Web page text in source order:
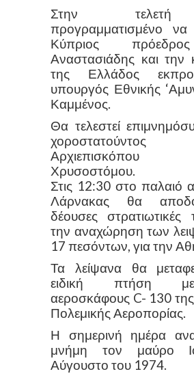
Στην
προγραμματισμένο να
Κύπριος
Αναστασιάδης και την
της Ελλάδος
υπουργός Εθνικής
Καμμένος.
Θα τελεστεί
Αρχιεπισκόπου
Χρυσοστόμου.
Στις 12:30 στο παλαιό
Λάρνακας θα
δέουσες στρατιωτικές
την αναχώρηση των
17 πεσόντων, για την
Τα λείψανα θα
ειδική πτήση
αεροσκάφους C- 130 της
Πολεμικής Αεροπορίας.
Η σημερινή ημέρα
μνήμη τον μαύρο
Αύγουστο του 1974.